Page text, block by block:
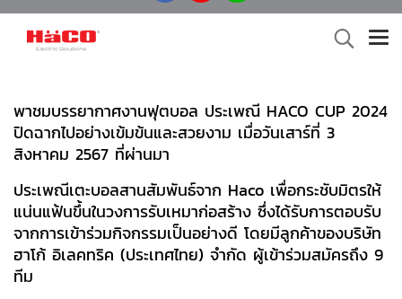
พาชมบรรยากาศงานฟุตบอล ประเพณี HACO CUP 2024
ปิดฉากไปอย่างเข้มข้นและสวยงาม เมื่อวันเสาร์ที่ 3
สิงหาคม 2567 ที่ผ่านมา
ประเพณีเตะบอลสานสัมพันธ์จาก Haco เพื่อกระชับมิตรให้
แน่นแฟ้นขึ้นในวงการรับเหมาก่อสร้าง ซึ่งได้รับการตอบรับ
จากการเข้าร่วมกิจกรรมเป็นอย่างดี โดยมีลูกค้าของบริษัท
ฮาโก้ อิเลคทริค (ประเทศไทย) จํากัด ผู้เข้าร่วมสมัครถึง 9
ทีม